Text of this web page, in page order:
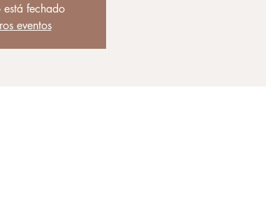
fechado
eventos